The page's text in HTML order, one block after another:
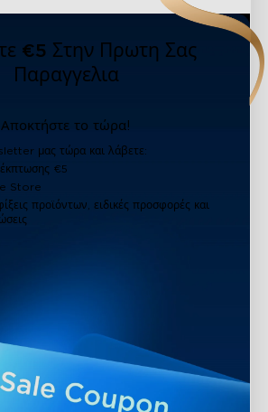
€5 Στην Πρωτη Σας
Παραγγελια
Αποκτήστε το τώρα!
μας τώρα και λάβετε:
έκπτωσης €5
Store
προϊόντων, ειδικές προσφορές και